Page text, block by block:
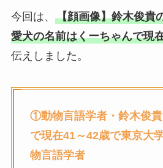
今回は、 【顔画像】鈴木俊貴
愛犬の名前はくーちゃんで現
伝えしました。
①動物言語学者・鈴木俊
で現在41～42歳で東京大
物言語学者